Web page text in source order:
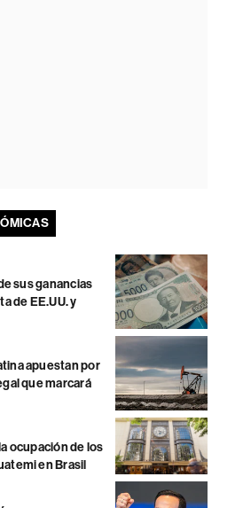
sus ganancias
de EE.UU. y
apuestan por
que marcará
ocupación de los
en Brasil